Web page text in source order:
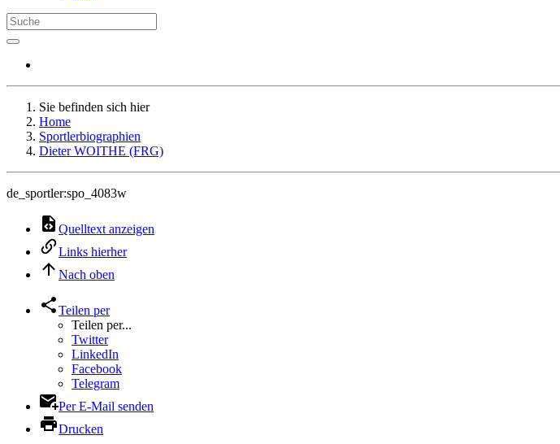
Sie befinden sich hier
Home
Sportlerbiographien
Dieter WOITHE (FRG)
de_sportler:spo_4083w
Quelltext anzeigen
Links hierher
Nach oben
Teilen per
Teilen per...
Twitter
LinkedIn
Facebook
Telegram
Per E-Mail senden
Drucken